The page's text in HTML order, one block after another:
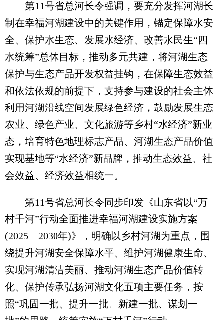
第11号省总河长令强调，要充分发挥河湖长
制在幸福河湖建设中的关键作用，锚定保障水安
全、保护水生态、发展水经济、改善水民生“四
水统筹”总体目标，推动多元共建，将河湖生态
保护与生态产品开发权益挂钩，在保障生态效益
和依法依规的前提下，支持参与建设的社会主体
利用河湖沿线空间发展绿色经济，鼓励发展生态
农业、绿色产业、文化旅游等乡村“水经济”新业
态，培育特色地理标志产品、河湖生态产品价值
实现基地等“水经济”新品牌，推动生态效益、社
会效益、经济效益相统一。
第11号省总河长令同步印发《山东省以“万
村千河”行动全面推进幸福河湖建设实施方案
(2025—2030年)》，明确以乡村河湖为重点，围
绕提升河湖安全保障水平、维护河湖健康生命、
实现河湖清洁美丽、推动河湖生态产品价值转
化、保护传承弘扬河湖文化五项主要任务，按
照“巩固一批、提升一批、新建一批、谋划一